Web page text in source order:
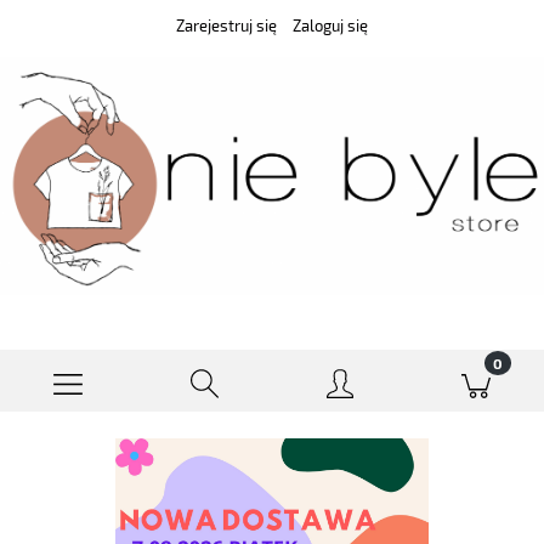
Zarejestruj się Zaloguj się